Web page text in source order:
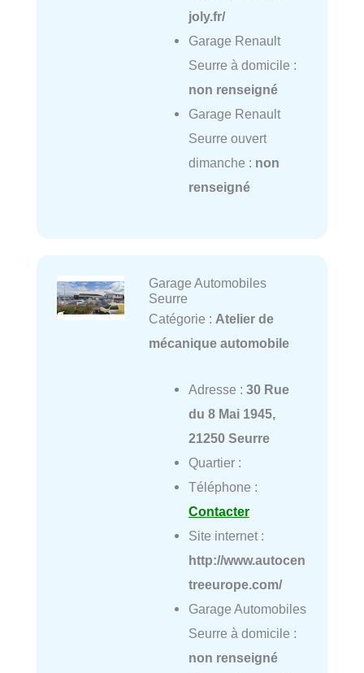
joly.fr/
Garage Renault
Seurre à domicile :
non renseigné
Garage Renault
Seurre ouvert
dimanche : non
renseigné
Garage Automobiles
Seurre
Catégorie : Atelier de
mécanique automobile
Adresse : 30 Rue
du 8 Mai 1945,
21250 Seurre
Quartier :
Téléphone :
Contacter
Site internet :
http://www.autocen
treeurope.com/
Garage Automobiles
Seurre à domicile :
non renseigné